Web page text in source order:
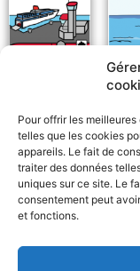
Pour offrir les
telles que les cookies
appareils. Le fait de
traiter des données
uniques sur ce site. Le
consentement peut
et fonctions.
a